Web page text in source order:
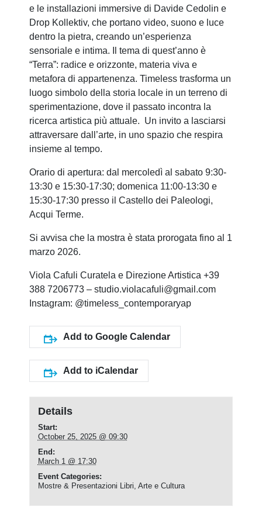
e le installazioni immersive di Davide Cedolin e
Drop Kollektiv, che portano video, suono e luce
dentro la pietra, creando un’esperienza
sensoriale e intima. Il tema di quest’anno è
“Terra”: radice e orizzonte, materia viva e
metafora di appartenenza. Timeless trasforma un
luogo simbolo della storia locale in un terreno di
sperimentazione, dove il passato incontra la
ricerca artistica più attuale. Un invito a lasciarsi
attraversare dall’arte, in uno spazio che respira
insieme al tempo.
Orario di apertura: dal mercoledì al sabato 9:30-
13:30 e 15:30-17:30; domenica 11:00-13:30 e
15:30-17:30 presso il Castello dei Paleologi,
Acqui Terme.
Si avvisa che la mostra è stata prorogata fino al 1
marzo 2026.
Viola Cafuli Curatela e Direzione Artistica +39
388 7206773 – studio.violacafuli@gmail.com
Instagram: @timeless_contemporaryap
Add to Google Calendar
Add to iCalendar
Details
Start:
October 25, 2025 @ 09:30
End:
March 1 @ 17:30
Event Categories:
Mostre & Presentazioni Libri Arte e Cultura